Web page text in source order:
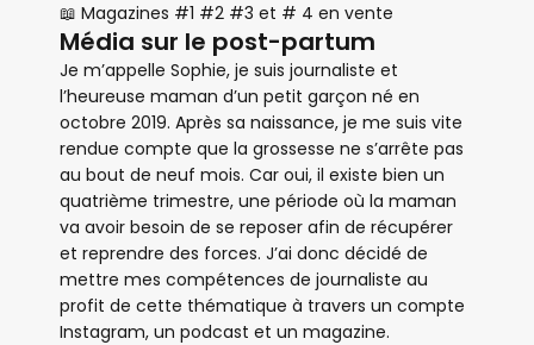
📖 Magazines #1 #2 #3 et # 4 en vente
Média sur le post-partum
Je m’appelle Sophie, je suis journaliste et
l’heureuse maman d’un petit garçon né en
octobre 2019. Après sa naissance, je me suis vite
rendue compte que la grossesse ne s’arrête pas
au bout de neuf mois. Car oui, il existe bien un
quatrième trimestre, une période où la maman
va avoir besoin de se reposer afin de récupérer
et reprendre des forces. J’ai donc décidé de
mettre mes compétences de journaliste au
profit de cette thématique à travers un compte
Instagram, un podcast et un magazine.